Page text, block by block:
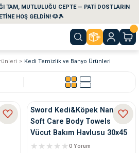
TAM, MUTLULUĞU CEPTE — PATİ DOSTLARIN
HOŞ GELDİN! 🐶🎾
Dön
Dön
Dön
Dön
Dön
Dön
Kedi Temizlik ve Banyo Ürünleri
ml
Sword Kedi&Köpek Nano
Soft Care Body Towels
Vücut Bakım Havlusu 30x45
4 Lü
0 Yorum